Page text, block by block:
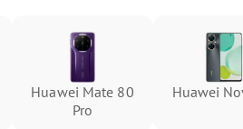
Huawei Mate 80
Pro
Huawei